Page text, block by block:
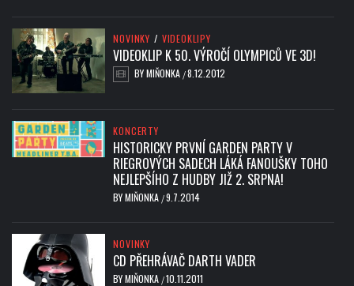
NOVINKY / VIDEOKLIPY
VIDEOKLIP K 50. VÝROČÍ OLYMPICŮ VE 3D!
BYMIŇONKA /8.12.2012
KONCERTY
HISTORICKY PRVNÍ GARDEN PARTY V
RIEGROVÝCH SADECH LÁKÁ FANOUŠKY TOHO
NEJLEPŠÍHO Z HUDBY JIŽ 2. SRPNA!
BYMIŇONKA /9.7.2014
NOVINKY
CD PŘEHRÁVAČ DARTH VADER
BYMIŇONKA /10.11.2011